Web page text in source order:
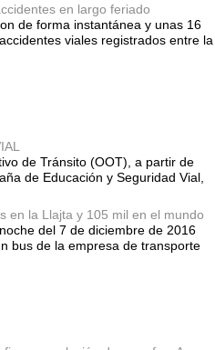
en largo feriado
de forma instantánea y unas 16
viales registrados entre la
de Tránsito (OOT), a partir de
de Educación y Seguridad Vial,
en la Llajta y 105 mil en el mundo
del 7 de diciembre de 2016
bus de la empresa de transporte